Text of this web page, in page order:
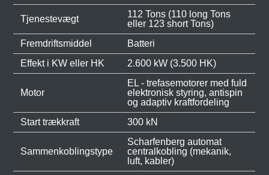
Tjenestevægt
112 Tons (110 long Tons
eller 123 short Tons)
Fremdriftsmiddel
Batteri
Effekt i KW eller HK
2.600 kW (3.500 HK)
Motor
EL - trefasemotorer med fuld
elektronisk styring, antispin
og adaptiv kraftfordeling
Start trækkraft
300 kN
Sammenkoblingstype
Scharfenberg automat
centralkobling (mekanik,
luft, kabler)